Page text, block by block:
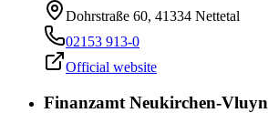
Dohrstraße 60, 41334 Nettetal
02153 913-0
Official website
Finanzamt Neukirchen-Vluyn